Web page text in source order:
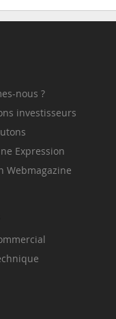
nous ?
investisseurs
Expression
Webmagazine